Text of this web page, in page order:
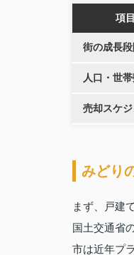
項目
街の成長
人口・世
売却スケ
みどり
まず、戸建
国土交通省
市は近年プ